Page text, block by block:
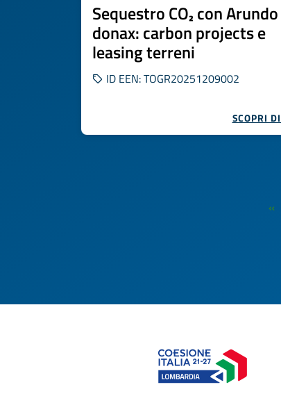
Sequestro CO₂ con Arundo
donax: carbon projects e
leasing terreni
ID EEN: TOGR20251209002
SCOPRI
«